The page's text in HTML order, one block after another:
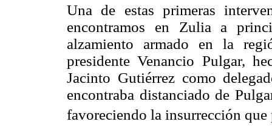
Una de estas primeras
encontramos en Zulia a
alzamiento armado en la
presidente Venancio Pulgar,
Jacinto Gutiérrez como
encontraba distanciado de
favoreciendo la insurrección que